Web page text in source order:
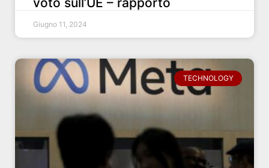
Giugno 11, 2024
TECHNOLOGY